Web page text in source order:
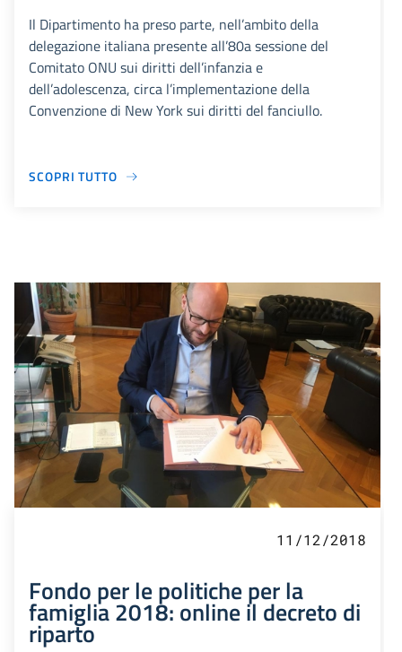
Il Dipartimento ha preso parte, nell’ambito della
delegazione italiana presente all’80a sessione del
Comitato ONU sui diritti dell’infanzia e
dell’adolescenza, circa l’implementazione della
Convenzione di New York sui diritti del fanciullo.
SCOPRI TUTTO
11/12/2018
Fondo per le politiche per la
famiglia 2018: online il decreto di
riparto